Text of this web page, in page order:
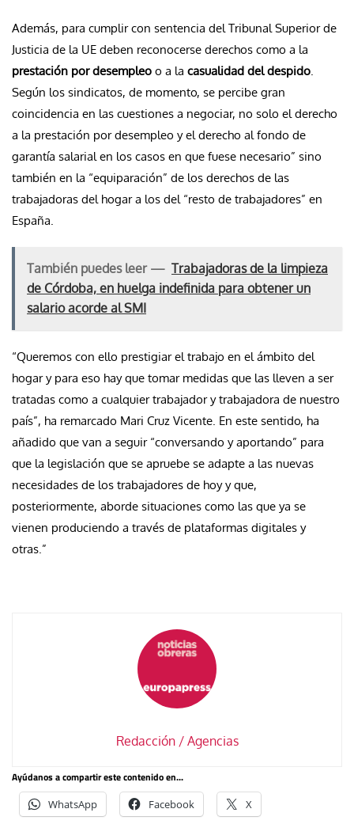
Además, para cumplir con sentencia del Tribunal Superior de
Justicia de la UE deben reconocerse derechos como a la
prestación por desempleo o a la casualidad del despido.
Según los sindicatos, de momento, se percibe gran
coincidencia en las cuestiones a negociar, no solo el derecho
a la prestación por desempleo y el derecho al fondo de
garantía salarial en los casos en que fuese necesario” sino
también en la “equiparación” de los derechos de las
trabajadoras del hogar a los del “resto de trabajadores” en
España.
También puedes leer — Trabajadoras de la limpieza
de Córdoba, en huelga indefinida para obtener un
salario acorde al SMI
“Queremos con ello prestigiar el trabajo en el ámbito del
hogar y para eso hay que tomar medidas que las lleven a ser
tratadas como a cualquier trabajador y trabajadora de nuestro
país”, ha remarcado Mari Cruz Vicente. En este sentido, ha
añadido que van a seguir “conversando y aportando” para
que la legislación que se apruebe se adapte a las nuevas
necesidades de los trabajadores de hoy y que,
posteriormente, aborde situaciones como las que ya se
vienen produciendo a través de plataformas digitales y
otras.”
Redacción / Agencias
Ayúdanos a compartir este contenido en...
WhatsApp Facebook X